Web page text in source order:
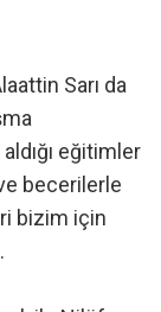
Sarı da
eğitimler
becerilerle
bizim için